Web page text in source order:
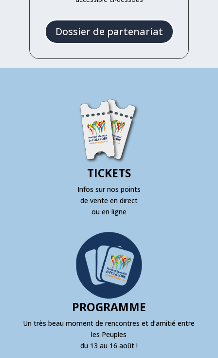
Dossier de partenariat
TICKETS
Infos sur nos points
de vente en direct
ou en ligne
PROGRAMME
Un très beau moment de rencontres et d’amitié entre
les Peuples
du 13 au 16 août !